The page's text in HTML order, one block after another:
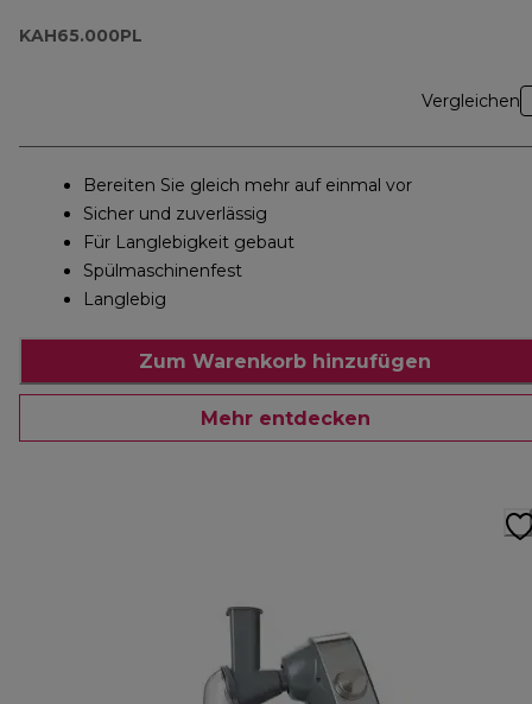
KAH65.000PL
Vergleichen
Bereiten Sie gleich mehr auf einmal vor
Sicher und zuverlässig
Für Langlebigkeit gebaut
Spülmaschinenfest
Langlebig
Zum Warenkorb hinzufügen
Mehr entdecken